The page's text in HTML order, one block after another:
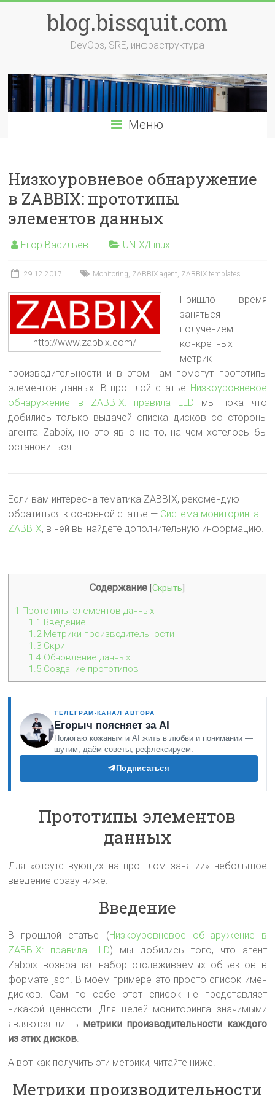
содержимомуblog.bissquit.com
DevOps, SRE, инфраструктура
Меню
Низкоуровневое обнаружение
в ZABBIX: прототипы
элементов данных
Егор Васильев UNIX/Linux
29.12.2017 Monitoring, ZABBIX agent, ZABBIX templates
http://www.zabbix.com/
Пришло время
заняться
получением
конкретных
метрик
производительности и в этом нам помогут прототипы
элементов данных. В прошлой статье Низкоуровневое
обнаружение в ZABBIX: правила LLD мы пока что
добились только выдачей списка дисков со стороны
агента Zabbix, но это явно не то, на чем хотелось бы
остановиться.
Если вам интересна тематика ZABBIX, рекомендую
обратиться к основной статье — Система мониторинга
ZABBIX, в ней вы найдете дополнительную информацию.
Содержание [Скрыть
1 Прототипы элементов данных
1.1 Введение
1.2Метрики производительности
1.3 Скрипт
1.4 Обновление данных
1.5 Создание прототипов
ТЕЛЕГРАМ-КАНАЛ АВТОРА
Егорыч поясняет за AI
Помогаю кожаным и AI жить в любви и понимании —
шутим, даём советы, рефлексируем.
Подписаться
Прототипы элементов
данных
Для «отсутствующих на прошлом занятии» небольшое
введение сразу ниже.
Введение
В прошлой статье (Низкоуровневое обнаружение в
ZABBIX: правила LLD) мы добились того, что агент
Zabbix возвращал набор отслеживаемых объектов в
формате json. В моем примере это просто список имен
дисков. Сам по себе этот список не представляет
никакой ценности. Для целей мониторинга значимыми
являются лишь метрики производительности каждого
из этих дисков.
А вот как получить эти метрики, читайте ниже.
Метрики производительности